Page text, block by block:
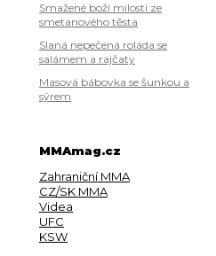
Smažené boží milosti ze
smetanového těsta
Slaná nepečená roláda se
salámem a rajčaty
Masová bábovka se šunkou a
sýrem
MMAmag.cz
Zahraniční MMA
CZ/SK MMA
Videa
UFC
KSW